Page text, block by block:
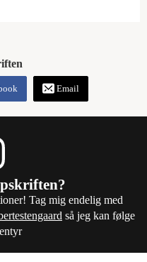
Email
Tag mig endelig med
så jeg kan følge